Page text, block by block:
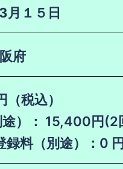
１５日
府
税込）
）： 15,400円(2
録料（別途）：0 円